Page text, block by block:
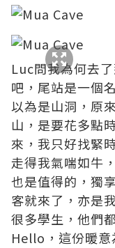
Luc問我為何去
吧，尾站是一個
以為是山洞，原
山，是要花多點
來，我只好找緊
走得我氣喘如牛
也是值得的，獨
客就來了，亦是
很多學生，他們
Hello，這份暖意